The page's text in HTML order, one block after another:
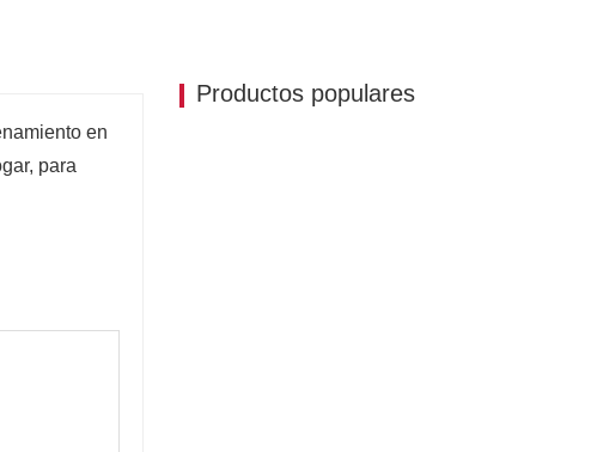
en
para
Productos populares